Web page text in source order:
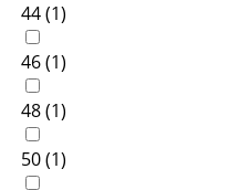
44 (1)
46 (1)
48 (1)
50 (1)